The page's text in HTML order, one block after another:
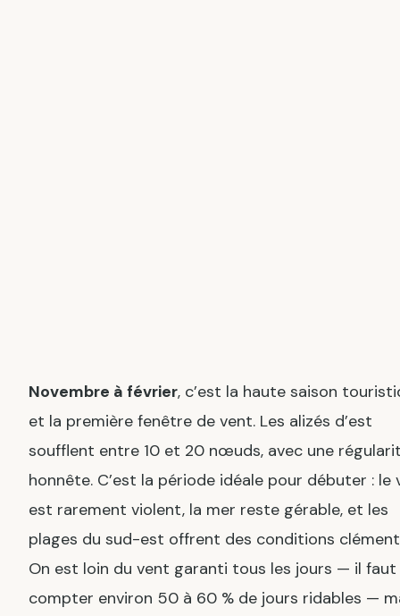
Novembre à février, c’est la haute saison
et la première fenêtre de vent. Les alizés d’est
soufflent entre 10 et 20 nœuds, avec une
honnête. C’est la période idéale pour débuter : le
est rarement violent, la mer reste gérable, et les
plages du sud-est offrent des conditions
On est loin du vent garanti tous les jours — il faut
compter environ 50 à 60 % de jours ridables —